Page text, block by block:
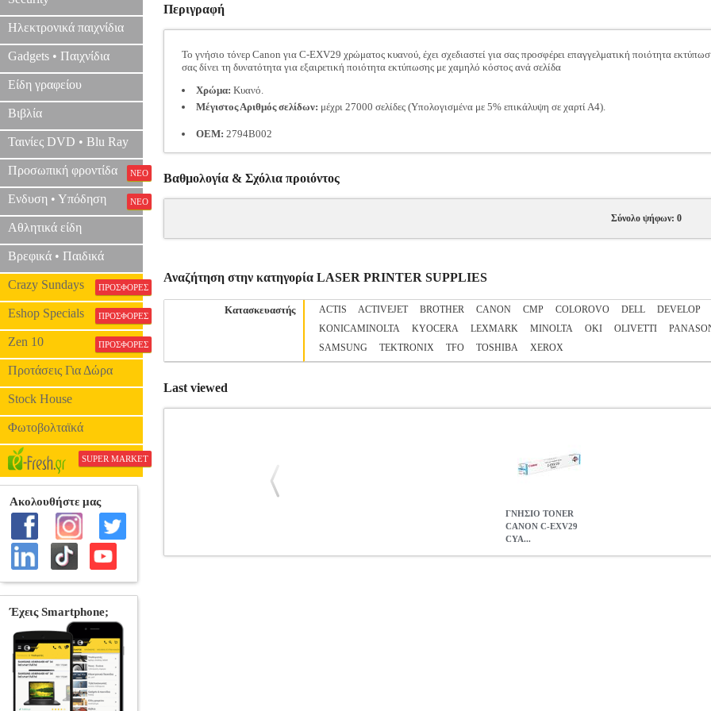
Ηλεκτρονικά παιχνίδια
Gadgets • Παιχνίδια
Είδη γραφείου
Βιβλία
Ταινίες DVD • Blu Ray
Προσωπική φροντίδα ΝΕΟ
Ενδυση • Υπόδηση ΝΕΟ
Αθλητικά είδη
Βρεφικά • Παιδικά
Crazy Sundays ΠΡΟΣΦΟΡΕΣ
Eshop Specials ΠΡΟΣΦΟΡΕΣ
Zen 10 ΠΡΟΣΦΟΡΕΣ
Προτάσεις Για Δώρα
Stock House
Φωτοβολταϊκά
SUPER MARKET
Περιγραφή
Το γνήσιο τόνερ Canon για C-EXV29 χρώματος κυανού, έχει σχεδιαστεί για σας προσφέρει επαγγελματική ποιότητα
σας δίνει τη δυνατότητα για εξαιρετική ποιότητα εκτύπωσης με χαμηλό κόστος ανά σελίδα
Χρώμα: Κυανό.
Μέγιστος Αριθμός σελίδων: μέχρι 27000 σελίδες (Υπολογισμένα με 5% επικάλυψη σε χαρτί Α4).
OEM: 2794B002
Βαθμολογία & Σχόλια προιόντος
Σύνολο ψήφων: 0
Αναζήτηση στην κατηγορία LASER PRINTER SUPPLIES
Κατασκευαστής ACTIS ACTIVEJET BROTHER CANON CMP COLOROVO DELL
DEVELOP
KONICAMINOLTA
KYOCERA LEXMARK MINOLTA OKI OLIVETTI
SAMSUNG
TEKTRONIX TFO TOSHIBA XEROX
Last viewed
ΓΝΗΣΙΟ TONER
CANON C-EXV29
CYA...